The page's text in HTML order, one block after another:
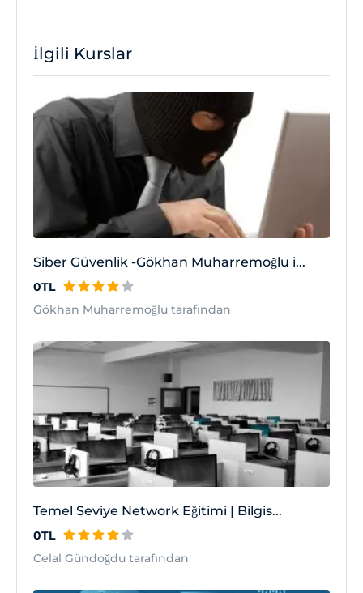
İlgili Kurslar
Siber Güvenlik -Gökhan Muharremoğlu i...
0TL
Gökhan Muharremoğlu tarafından
Temel Seviye Network Eğitimi | Bilgis...
0TL
Celal Gündoğdu tarafından